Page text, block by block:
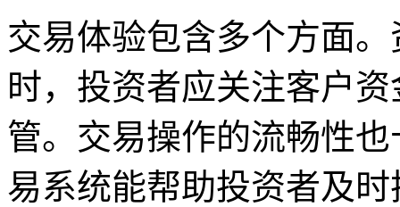
交易体验包含多个方面
时，投资者应关注客户
管。交易操作的流畅性
易系统能帮助投资者及